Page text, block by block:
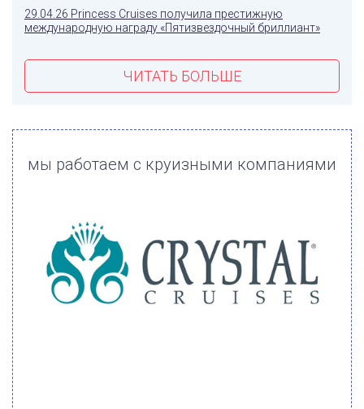
29.04.26 Princess Cruises получила престижную
международную награду «Пятизвездочный бриллиант»
ЧИТАТЬ БОЛЬШЕ
мы работаем с круизными компаниями